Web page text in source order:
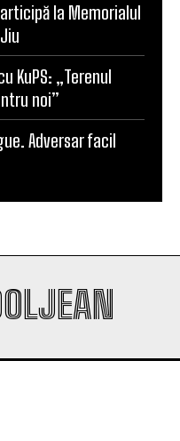
la Memorialul
KuPS: „Terenul
noi”
Adversar facil